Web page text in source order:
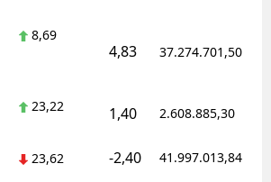
8,69
4,83 37.274.701,50
23,22 1,40 2.608.885,30
23,62 -2,40 41.997.013,84